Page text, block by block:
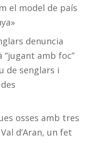
el model de país
denuncia
amb foc”
de senglars i
osses amb tres
d’Aran, un fet